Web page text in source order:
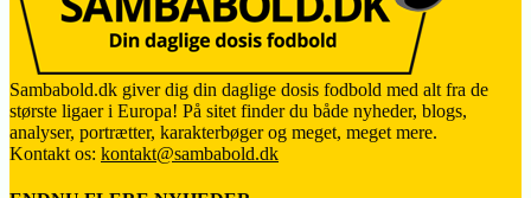
Sambabold.dk giver dig din daglige dosis fodbold med alt fra de
største ligaer i Europa! På sitet finder du både nyheder, blogs,
analyser, portrætter, karakterbøger og meget, meget mere.
Kontakt os: kontakt@sambabold.dk